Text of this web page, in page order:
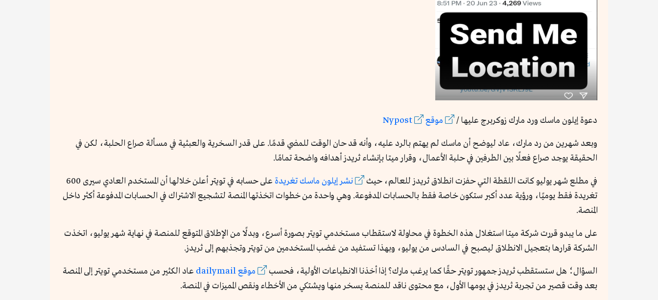
دعوة إيلون ماسك ورد مارك زوكربرج عليها / موقع Nypost
وبعد شهرين من رد مارك، عاد ليوضح أن ماسك لم يهتم بالرد عليه، وأنه قد حان الوقت للمضي قدمًا. على قدر السخرية والعبثية في مسألة صراع الحلبة، لكن في
الحقيقة يوجد صراع فعلًا بين الطرفين في حلبة الأعمال، وقرار ميتا بإنشاء ثريدز أهدافه واضحة تمامًا.
في مطلع شهر يوليو كانت اللقطة التي حفزت انطلاق ثريدز للعالم، حيث نشر إيلون ماسك تغريدة
على حسابه في تويتر أعلن خلالها أن المستخدم العادي سيرى 600
تغريدة فقط يوميًا، ورؤية عدد أكبر ستكون خاصة فقط بالحسابات المدفوعة. وهي واحدة من خطوات اتخذتها المنصة لتشجيع الاشتراك في الحسابات المدفوعة أكثر داخل
المنصة.
على ما يبدو قررت شركة ميتا استغلال هذه الخطوة في محاولة لاستقطاب مستخدمي تويتر بصورة أسرع، وبدلًا من الإطلاق المتوقع للمنصة في نهاية شهر يوليو، اتخذت
الشركة قرارها بتعجيل الانطلاق ليصبح في السادس من يوليو، وبهذا تستفيد من غضب المستخدمين من تويتر وتجذبهم إلى ثريدز.
السؤال؛ هل ستستقطب ثريدز جمهور تويتر حقًا كما يرغب مارك؟ إذا أخذنا الانطباعات الأولية، فحسب موقع dailymail
عاد الكثير من مستخدمي تويتر إلى المنصة
بعد وقت قصير من تجربة ثريدز في يومها الأول، مع محتوى ناقد للمنصة يسخر منها ويشتكي من الأخطاء ونقص المميزات في المنصة.